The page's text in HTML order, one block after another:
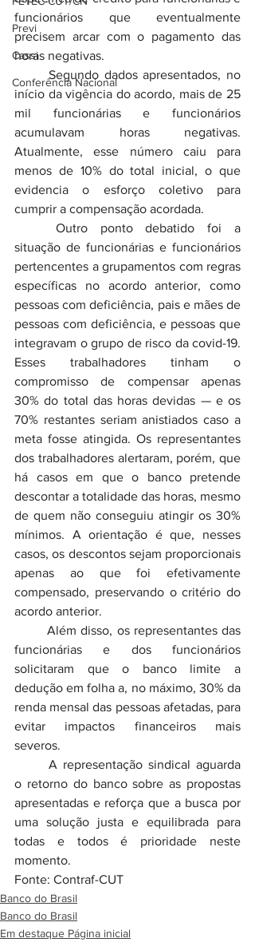
Previ
Cassi
Conferência Nacional
funcionários que eventualmente
precisem arcar com o pagamento das
horas negativas.
	Segundo dados apresentados, no
início da vigência do acordo, mais de 25
mil funcionárias e funcionários
acumulavam horas negativas.
Atualmente, esse número caiu para
menos de 10% do total inicial, o que
evidencia o esforço coletivo para
cumprir a compensação acordada.
situação de funcionárias e funcionários
pertencentes a grupamentos com regras
específicas no acordo anterior, como
pessoas com deficiência, pais e mães de
pessoas com deficiência, e pessoas que
integravam o grupo de risco da covid-19.
Esses trabalhadores tinham o
compromisso de compensar apenas
30% do total das horas devidas — e os
70% restantes seriam anistiados caso a
meta fosse atingida. Os representantes
dos trabalhadores alertaram, porém, que
há casos em que o banco pretende
descontar a totalidade das horas, mesmo
de quem não conseguiu atingir os 30%
mínimos. A orientação é que, nesses
casos, os descontos sejam proporcionais
apenas ao que foi efetivamente
compensado, preservando o critério do
acordo anterior.
	Além disso, os representantes das
funcionárias e dos funcionários
solicitaram que o banco limite a
dedução em folha a, no máximo, 30% da
renda mensal das pessoas afetadas, para
evitar impactos financeiros mais
severos.
o retorno do banco sobre as propostas
apresentadas e reforça que a busca por
uma solução justa e equilibrada para
todas e todos é prioridade neste
momento.
Fonte: Contraf-CUT
Banco do Brasil
Banco do Brasil
Em destaque Página inicial